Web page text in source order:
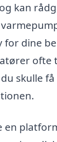
kan
for dine
ofte
du skulle
en